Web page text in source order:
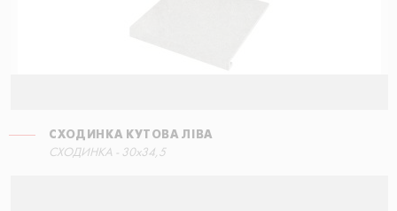
СХОДИНКА КУТОВА ЛІВА
СХОДИНКА - 30x34,5